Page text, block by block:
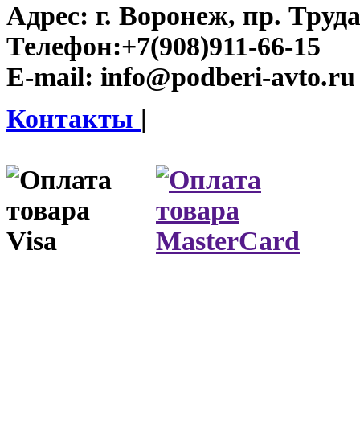
Адрес: г. Воронеж, пр.
Телефон:+7(908)911-66-15
E-mail: info@podberi-avto.ru
Контакты |